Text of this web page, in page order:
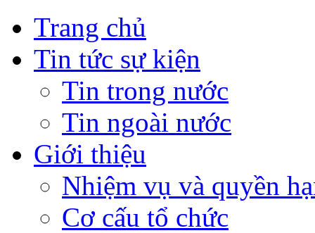
Trang chủ
Tin tức sự kiện
Tin trong nước
Tin ngoài nước
Giới thiệu
Nhiệm vụ và quyền
Cơ cấu tổ chức